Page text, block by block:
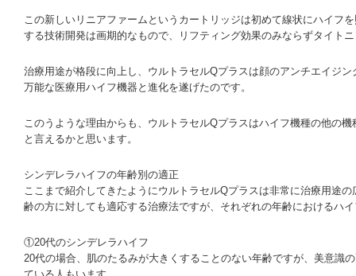
この新しいリニアファームというカートリッジは初めて線状にハイフ
する技術開発は画期的なもので、リフティング効果のみならずタイト
治療用途が格段に向上し、ウルトラセルQプラスは顔のアンチエイジ
万能な医療用ハイフ機器と進化を遂げたのです。
このうような理由からも、ウルトラセルQプラスはハイフ機種の他の
と言えるかと思います。
シンデレラハイフの年齢別の適正
ここまで紹介してきたようにウルトラセルQプラスは非常に治療用途
齢の方に対しても適応する治療法ですが、それぞれの年齢におけるハ
①20代のシンデレラハイフ
20代の場合、肌のたるみが大きくすることのない年齢ですが、美意識